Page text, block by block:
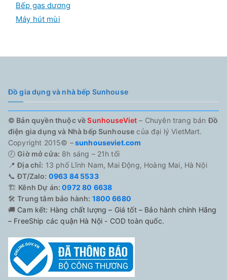
Bếp gas dương
Máy hút mùi
Đồ gia dụng và nhà bếp Sunhouse
© Bản quyền thuộc vềSunhouseViet – Chuyên trang bánĐồ
điện gia dụng và Nhà bếp Sunhouse của đại lý VietMart.
Copyright 2015© –sunhouseviet.com
🕗Giờ mở cửa: 8h sáng – 21h tối
📍Địa chỉ: 13 phố Lĩnh Nam, Mai Động, Hoàng Mai, Hà Nội
📞ĐT/Zalo: 0963 84 5533
🏗️ Kênh Dự án: 0972 80 6638
🛠️Trung tâm bảo hành: 1800 6680
🚚 Cam kết: Hàng chất lượng – Giá tốt – Bảo hành chính Hãng
– FreeShip các quận Hà Nội - COD toàn quốc.